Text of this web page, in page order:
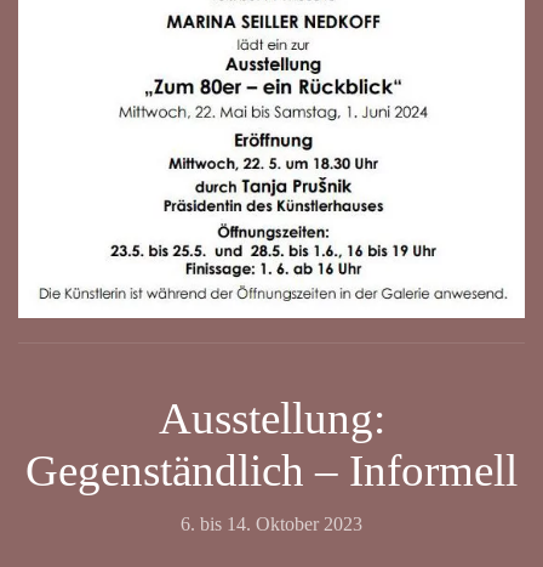
Ausstellung:
Gegenständlich – Informell
6. bis 14. Oktober 2023